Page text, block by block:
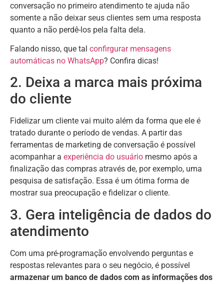
conversação no primeiro atendimento te ajuda não
somente a não deixar seus clientes sem uma resposta
quanto a não perdê-los pela falta dela.
Falando nisso, que tal confirgurar mensagens
automáticas no WhatsApp? Confira dicas!
2. Deixa a marca mais próxima
do cliente
Fidelizar um cliente vai muito além da forma que ele é
tratado durante o período de vendas. A partir das
ferramentas de marketing de conversação é possível
acompanhar a experiência do usuário mesmo após a
finalização das compras através de, por exemplo, uma
pesquisa de satisfação. Essa é um ótima forma de
mostrar sua preocupação e fidelizar o cliente.
3. Gera inteligência de dados do
atendimento
Com uma pré-programação envolvendo perguntas e
respostas relevantes para o seu negócio, é possível
armazenar um banco de dados com as informações dos